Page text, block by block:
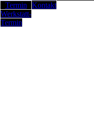
Werkstatt-
Termin
Kontakt